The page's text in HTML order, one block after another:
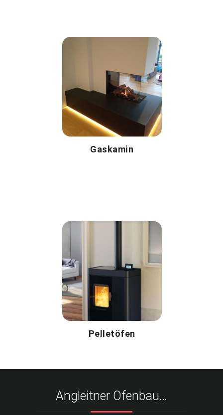
Gaskamin
Pelletöfen
Angleitner Ofenbau…